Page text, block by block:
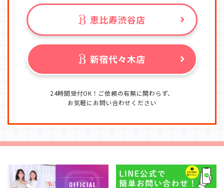
24時間受付OK！ご依頼の有無に関わらず、
お気軽にお問い合わせください